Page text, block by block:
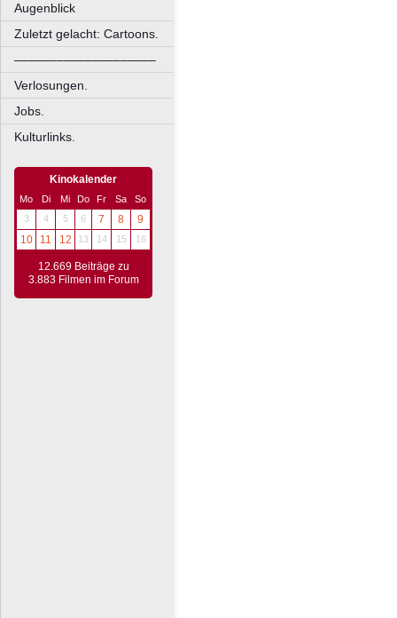
Augenblick
Zuletzt gelacht: Cartoons.
––––––––––––––––––––
Verlosungen.
Jobs.
Kulturlinks.
Kinokalender
Mo Di Mi Do Fr Sa
So
3
4 5 6 7 8
9
10
11 12 13 14 15 16
12.669 Beiträge zu
3.883 Filmen im Forum